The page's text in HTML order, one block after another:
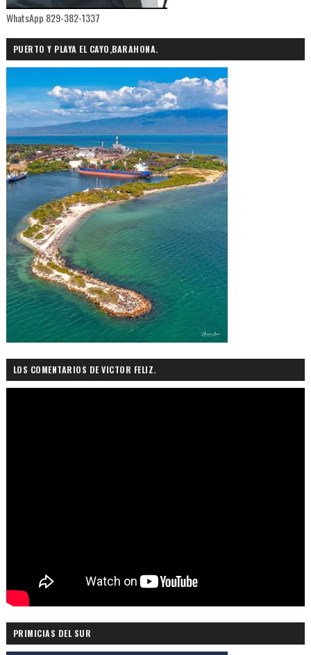
WhatsApp 829-382-1337
PUERTO Y PLAYA EL CAYO,BARAHONA.
LOS COMENTARIOS DE VICTOR FELIZ.
PRIMICIAS DEL SUR